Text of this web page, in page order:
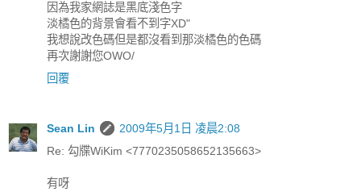
因為我家網誌是黑底淺色字
淡橘色的背景會看不到字XD"
我想說改色碼但是都沒看到那淡橘色的色碼
再次謝謝您OWO/
回覆
Sean Lin
2009年5月1日 凌晨2:08
Re: 勾牒WiKim <7770235058652135663>
有呀